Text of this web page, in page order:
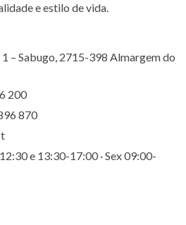
e estilo de vida.
1 – Sabugo, 2715-398 Almargem do
200
870
e 13:30-17:00 · Sex 09:00-